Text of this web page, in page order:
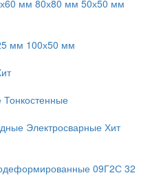
мм 80х80 мм 50х50 мм
мм 100х50 мм
Тонкостенные
Электросварные Хит
09Г2С 32